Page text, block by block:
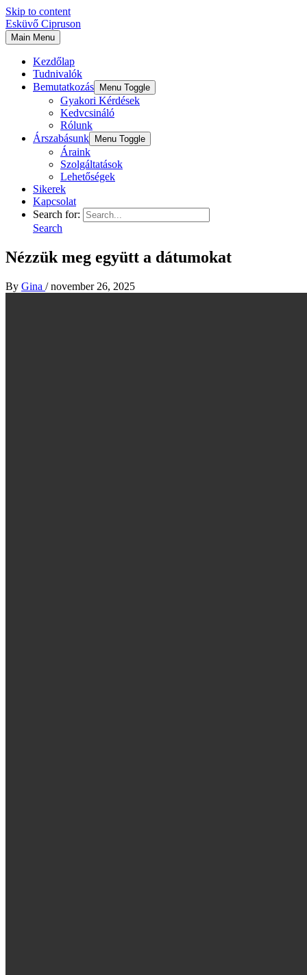
Skip to content
Esküvő Cipruson
Main Menu
Kezdőlap
Tudnivalók
Bemutatkozás
Menu Toggle
Gyakori Kérdések
Kedvcsináló
Rólunk
Árszabásunk
Menu Toggle
Áraink
Szolgáltatások
Lehetőségek
Sikerek
Kapcsolat
Search for:
Search
Nézzük meg együtt a dátumokat
By Gina /november 26, 2025